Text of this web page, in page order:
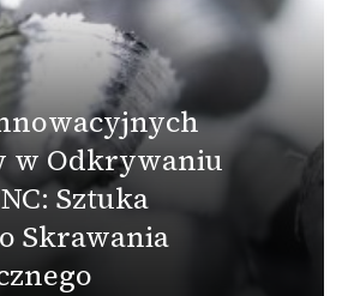
w Odkrywaniu
Sztuka
Skrawania